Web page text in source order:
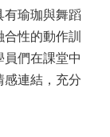
有瑜珈與舞蹈
性的動作訓
們在課堂中
感連結，充分